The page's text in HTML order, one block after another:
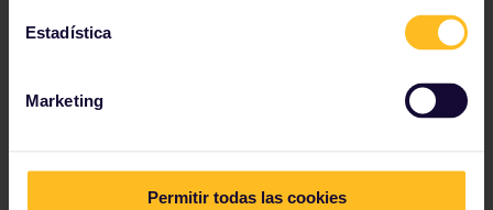
Estadística
Marketing
Permitir todas las cookies
conexión, pero puede proporcionar información